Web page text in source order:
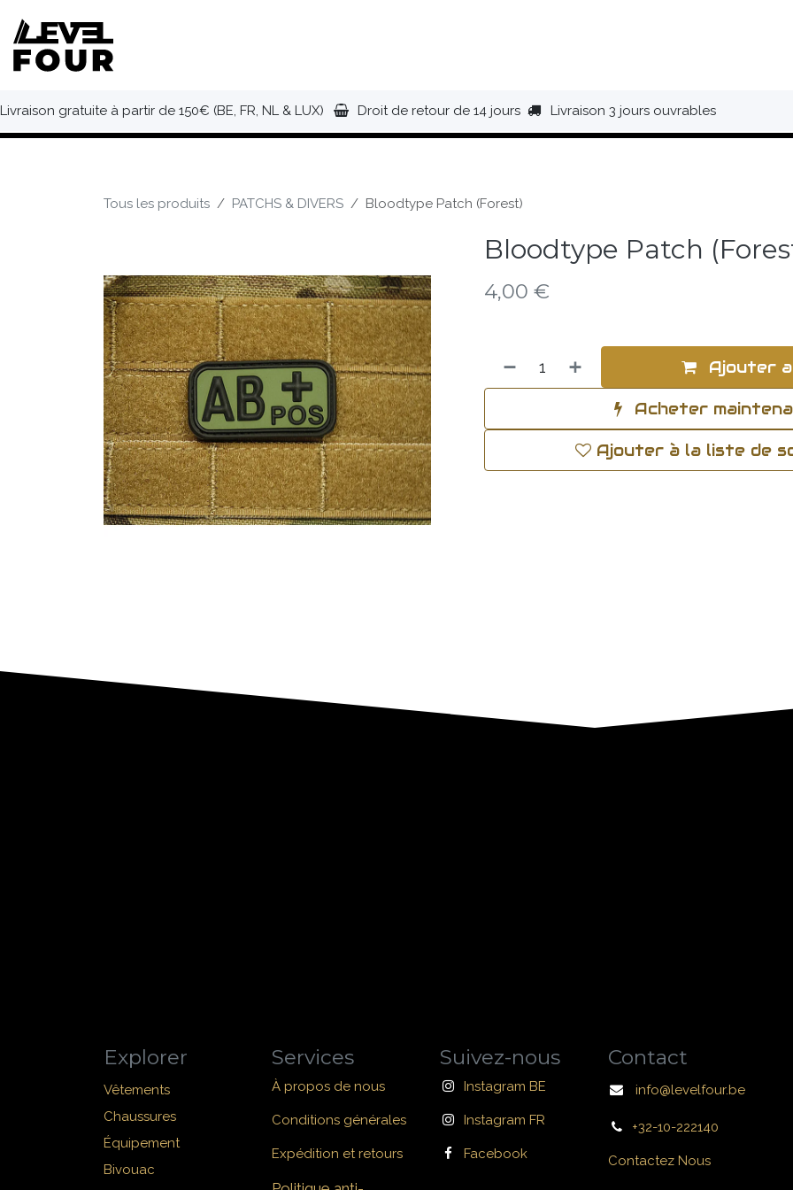
Livraison gratuite à partir de 150€ (BE, FR, NL & LUX) Droit de retour de 14 jours Livraison 3 jours ouvrables
Tous les produits PATCHS & DIVERS Bloodtype Patch (Forest)
Bloodtype Patch
4,00 €
Ajouter
Acheter
Ajouter à la liste de
Explorer
Vêtements
Chaussures
Équipement
Bivouac
Services
À propos de nous
Conditions générales
Expédition et retours
Suivez-nous
Instagram BE
Instagram FR
Facebook
Contact
info@levelfour.be
+32-10-222140
Contactez Nous